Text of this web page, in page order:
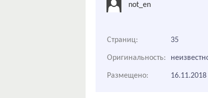
not_en
Страниц: 35
Оригинальность:
Размещено: 16.11.2018